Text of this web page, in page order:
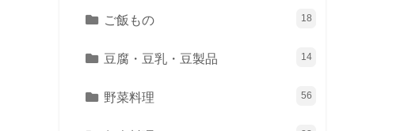
ご飯もの 18
豆腐・豆乳・豆製品 14
野菜料理 56